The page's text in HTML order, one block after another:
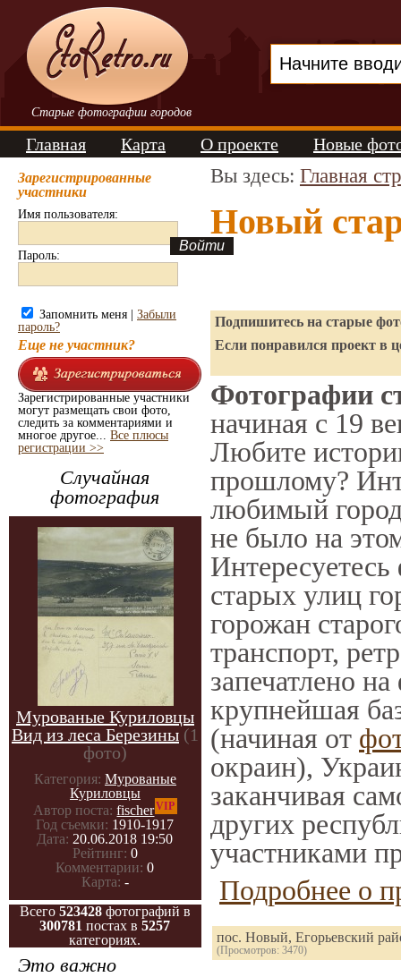
Старые фотографии городов
Главная Карта О проекте Новые
Зарегистрированные
участники
Имя пользователя:
Пароль:
Запомнить меня | Забыли
пароль?
Еще не участник?
Зарегистрированные участники
могут размещать свои фото,
следить за комментариями и
многое другое... Все плюсы
регистрации >>
Случайная
фотография
Мурованые Куриловцы
Вид из леса Березины (1
фото)
Категория: Мурованые
Куриловцы
Автор поста: fischerVIP
Год съемки: 1910-1917
Дата: 20.06.2018 19:50
Рейтинг: 0
Комментарии: 0
Карта: -
Всего 523428 фотографий в
300781 постах в5257
категориях.
Это важно
Вы здесь: Главная
Новый
Подпишитесь на старые
Если понравился проект в
Фотографии
начиная с 19
Любите
прошлому?
любимый
не было на
Интересуетесь
старых улиц
горожан
транспорт,
запечатлено
крупнейшая
(начиная от
окраин),
заканчивая
других
участниками
Подробнее о
пос. Новый, Егорьевский
(Просмотров: 3470)